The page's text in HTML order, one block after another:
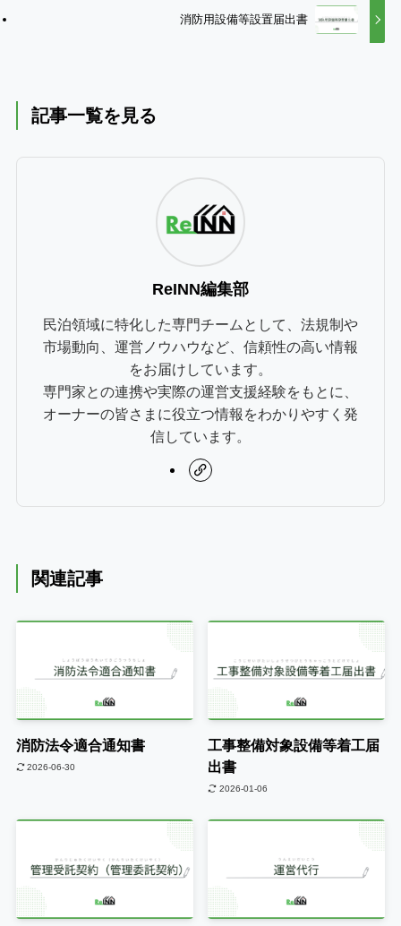
消防用設備等設置届出書
記事一覧を見る
ReINN編集部
民泊領域に特化した専門チームとして、法規制や
市場動向、運営ノウハウなど、信頼性の高い情報
をお届けしています。
専門家との連携や実際の運営支援経験をもとに、
オーナーの皆さまに役立つ情報をわかりやすく発
信しています。
関連記事
消防法令適合通知書
2026-06-30
工事整備対象設備等着工届
出書
2026-01-06